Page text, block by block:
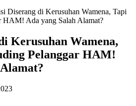
Diserang di Kerusuhan Wamena, Tapi
HAM! Ada yang Salah Alamat?
Kerusuhan Wamena,
Pelanggar HAM!